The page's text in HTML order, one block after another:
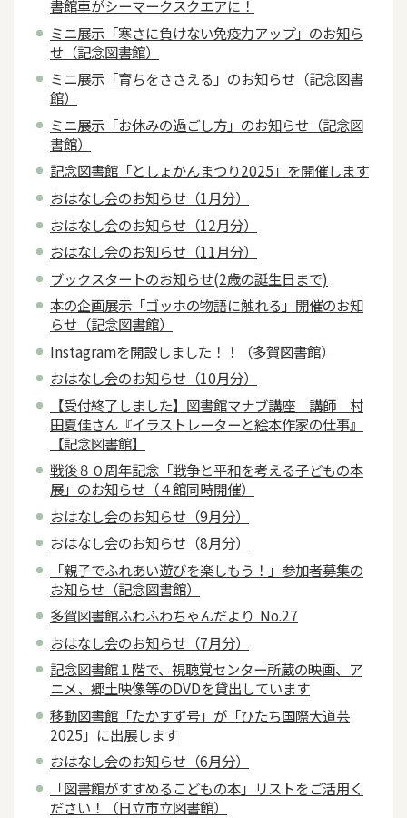
書館車がシーマークスクエアに！
ミニ展示「寒さに負けない免疫力アップ」のお知ら
せ（記念図書館）
ミニ展示「育ちをささえる」のお知らせ（記念図書
館）
ミニ展示「お休みの過ごし方」のお知らせ（記念図
書館）
記念図書館「としょかんまつり2025」を開催します
おはなし会のお知らせ（1月分）
おはなし会のお知らせ（12月分）
おはなし会のお知らせ（11月分）
ブックスタートのお知らせ(2歳の誕生日まで)
本の企画展示「ゴッホの物語に触れる」開催のお知
らせ（記念図書館）
Instagramを開設しました！！（多賀図書館）
おはなし会のお知らせ（10月分）
【受付終了しました】図書館マナブ講座 講師 村
田夏佳さん『イラストレーターと絵本作家の仕事』
【記念図書館】
戦後８０周年記念「戦争と平和を考える子どもの本
展」のお知らせ（４館同時開催）
おはなし会のお知らせ（9月分）
おはなし会のお知らせ（8月分）
「親子でふれあい遊びを楽しもう！」参加者募集の
お知らせ（記念図書館）
多賀図書館ふわふわちゃんだより No.27
おはなし会のお知らせ（7月分）
記念図書館１階で、視聴覚センター所蔵の映画、ア
ニメ、郷土映像等のDVDを貸出しています
移動図書館「たかすず号」が「ひたち国際大道芸
2025」に出展します
おはなし会のお知らせ（6月分）
「図書館がすすめるこどもの本」リストをご活用く
ださい！（日立市立図書館）